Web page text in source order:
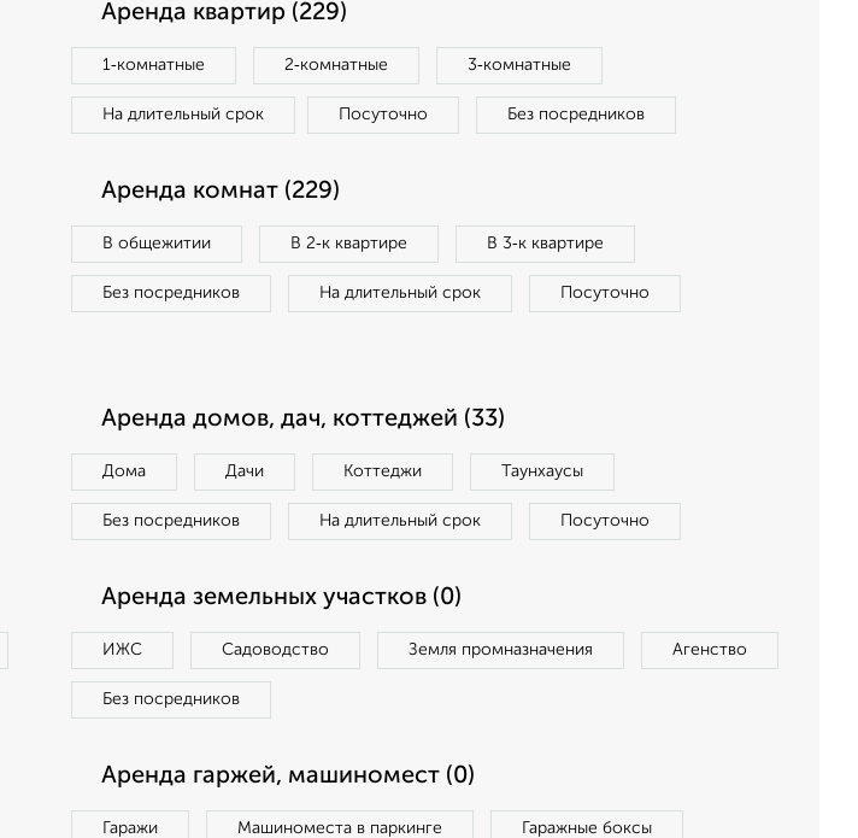
Аренда квартир (229)
1‑комнатные 2‑комнатные 3‑комнатные
На длительный срок Посуточно Без посредников
Аренда комнат (229)
В общежитии В 2‑к квартире В 3‑к квартире
Без посредников На длительный срок Посуточно
Аренда домов, дач, коттеджей (33)
Дома Дачи Коттеджи Таунхаусы
Без посредников На длительный срок Посуточно
Аренда земельных участков (0)
ИЖС Садоводство Земля промназначения Агенство
Без посредников
Аренда гаржей, машиномест (0)
Гаражи Машиноместа в паркинге Гаражные боксы